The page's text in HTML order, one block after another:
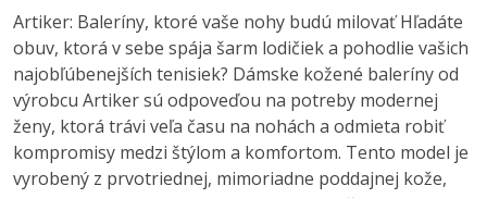
Artiker: Baleríny, ktoré vaše nohy budú milovať Hľadáte
obuv, ktorá v sebe spája šarm lodičiek a pohodlie vašich
najobľúbenejších tenisiek? Dámske kožené baleríny od
výrobcu Artiker sú odpoveďou na potreby modernej
ženy, ktorá trávi veľa času na nohách a odmieta robiť
kompromisy medzi štýlom a komfortom. Tento model je
vyrobený z prvotriednej, mimoriadne poddajnej kože,